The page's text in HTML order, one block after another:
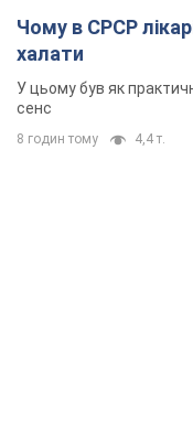
Чому в СРСР
халати
У цьому був як
сенс
8 годин тому 4,4 т.